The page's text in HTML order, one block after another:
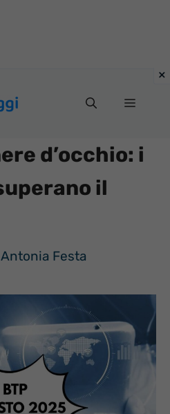
Menu
d’occhio: i
il
Antonia Festa